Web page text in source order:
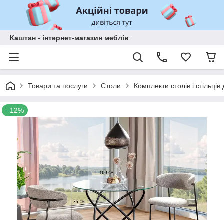
Каштан - інтернет-магазин меблів
Товари та послуги Столи Комплекти столів і стільців
–12%